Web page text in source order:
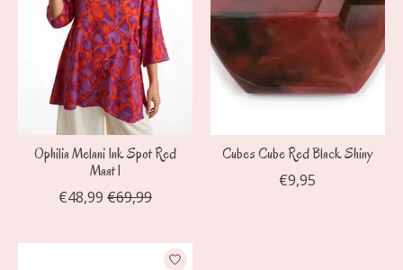
Ophilia Melani Ink Spot Red
Maat 1
€48,99 €69,99
Cubes Cube Red Black Shiny
€9,95